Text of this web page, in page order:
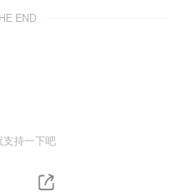
END
支持一下吧